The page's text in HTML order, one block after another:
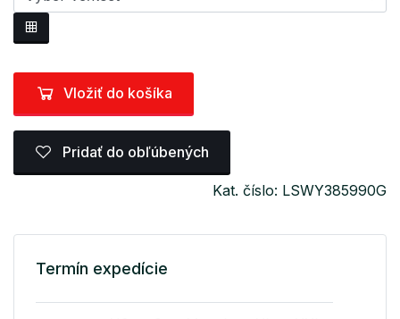
Vložiť do košíka
Pridať do obľúbených
Kat. číslo: LSWY385990G
Termín expedície